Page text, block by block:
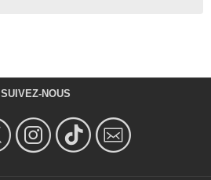
SUIVEZ-NOUS